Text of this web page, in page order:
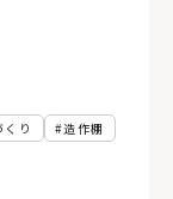
くり
造作棚